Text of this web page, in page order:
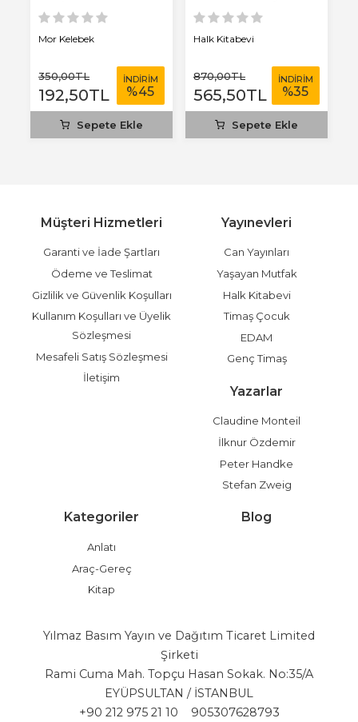
Mor Kelebek
350,00TL
192,50TL
İNDİRİM
%45
Sepete Ekle
Halk Kitabevi
870,00TL
565,50TL
İNDİRİM
%35
Sepete Ekle
Müşteri Hizmetleri
Garanti ve İade Şartları
Ödeme ve Teslimat
Gizlilik ve Güvenlik Koşulları
Kullanım Koşulları ve Üyelik
Sözleşmesi
Mesafeli Satış Sözleşmesi
İletişim
Yayınevleri
Can Yayınları
Yaşayan Mutfak
Halk Kitabevi
Timaş Çocuk
EDAM
Genç Timaş
Yazarlar
Claudine Monteil
İlknur Özdemir
Peter Handke
Stefan Zweig
Kategoriler
Anlatı
Araç-Gereç
Kitap
Blog
Yılmaz Basım Yayın ve Dağıtım Ticaret Limited
Şirketi
Rami Cuma Mah. Topçu Hasan Sokak. No:35/A
EYÜPSULTAN / İSTANBUL
+90 212 975 21 10
905307628793